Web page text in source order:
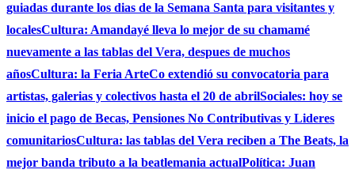
guiadas durante los dias de la Semana Santa para visitantes y
localesCultura: Amandayé lleva lo mejor de su chamamé
nuevamente a las tablas del Vera, despues de muchos
añosCultura: la Feria ArteCo extendió su convocatoria para
artistas, galerias y colectivos hasta el 20 de abrilSociales: hoy se
inicio el pago de Becas, Pensiones No Contributivas y Lideres
comunitariosCultura: las tablas del Vera reciben a The Beats, la
mejor banda tributo a la beatlemania actualPolítica: Juan